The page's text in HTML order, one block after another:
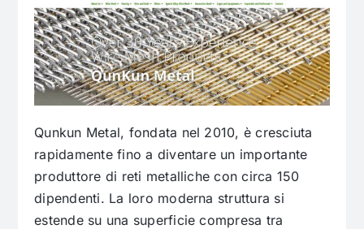
Qunkun Metal, fondata nel 2010, è cresciuta
rapidamente fino a diventare un importante
produttore di reti metalliche con circa 150
dipendenti. La loro moderna struttura si
estende su una superficie compresa tra